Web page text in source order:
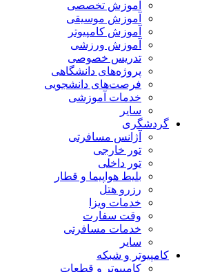
آموزش تخصصی
آموزش موسیقی
آموزش کامپیوتر
آموزش ورزشی
تدریس خصوصی
پروژه‌های دانشگاهی
فرصت‌های دانشجویی
خدمات آموزشی
سایر
گردشگری
آژانس مسافرتی
تور خارجی
تور داخلی
بلیط هواپیما و قطار
رزرو هتل
خدمات ویزا
وقت سفارت
خدمات مسافرتی
سایر
کامپیوتر و شبکه
کامپیوتر و قطعات